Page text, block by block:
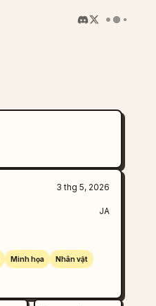
3 thg 5, 2026
JA
Minh họa Nhân vật